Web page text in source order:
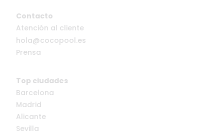
Contacto
Atención al cliente
hola@cocopool.es
Prensa
Top ciudades
Barcelona
Madrid
Alicante
Sevilla